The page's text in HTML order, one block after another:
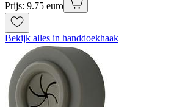
Prijs: 9.75 euro
Bekijk alles in handdoekhaak